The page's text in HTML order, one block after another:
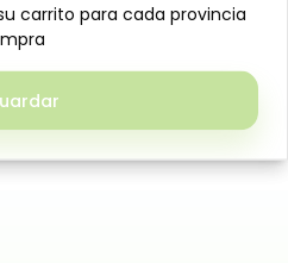
ya que ayuda a eliminar
y mantener la
y ambientes. Además, es
acidez y en cuidados
bucales o exfoliantes
carrito para cada provincia
carrito para cada provincia